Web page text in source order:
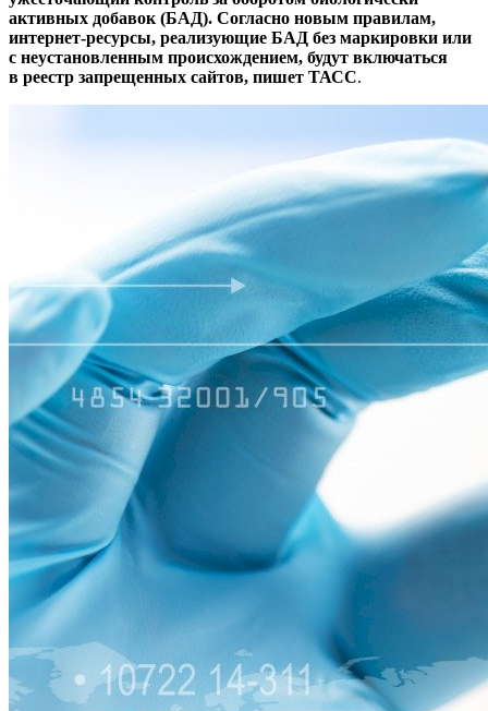
активных добавок (БАД). Согласно новым правилам,
интернет-ресурсы, реализующие БАД без маркировки или
с неустановленным происхождением, будут включаться
в реестр запрещенных сайтов, пишет ТАСС.